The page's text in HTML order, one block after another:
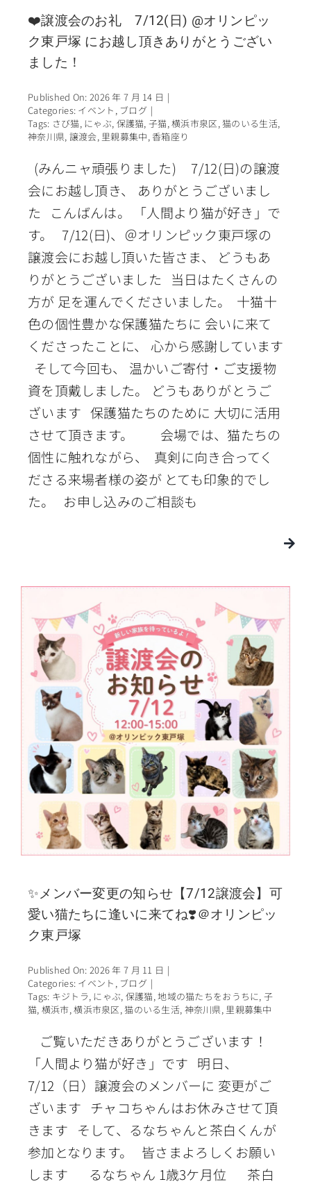
❤️譲渡会のお礼 7/12(日) @オリンピッ
ク東戸塚 にお越し頂きありがとうござい
ました！
Published On: 2026 年 7 月 14 日 |
Categories: イベント , ブログ |
Tags: さび猫, にゃぶ, 保護猫,子猫,横浜市泉区,猫のいる生活,
神奈川県, 譲渡会, 里親募集中,香箱座り
(みんニャ頑張りました) 7/12(日)の譲渡
会にお越し頂き、 ありがとうございまし
た こんばんは。 「人間より猫が好き」で
す。 7/12(日)、＠オリンピック東戸塚の
譲渡会にお越し頂いた皆さま、 どうもあ
りがとうございました 当日はたくさんの
方が 足を運んでくださいました。 十猫十
色の個性豊かな保護猫たちに 会いに来て
くださったことに、 心から感謝しています
そして今回も、 温かいご寄付・ご支援物
資を頂戴しました。 どうもありがとうご
ざいます 保護猫たちのために 大切に活用
させて頂きます。 会場では、猫たちの
個性に触れながら、 真剣に向き合ってく
ださる来場者様の姿が とても印象的でし
た。 お申し込みのご相談も
✨メンバー変更の知らせ【7/12譲渡会】可
愛い猫たちに逢いに来てね❣️＠オリンピッ
ク東戸塚
Published On: 2026 年 7 月 11 日 |
Categories: イベント , ブログ |
Tags: キジトラ, にゃぶ, 保護猫,地域の猫たちをおうちに,子
猫, 横浜市,横浜市泉区,猫のいる生活, 神奈川県, 里親募集中
ご覧いただきありがとうございます！
「人間より猫が好き」です 明日、
7/12（日）譲渡会のメンバーに 変更がご
ざいます チャコちゃんはお休みさせて頂
きます そして、るなちゃんと茶白くんが
参加となります。 皆さまよろしくお願い
します るなちゃん 1歳3ケ月位 茶白